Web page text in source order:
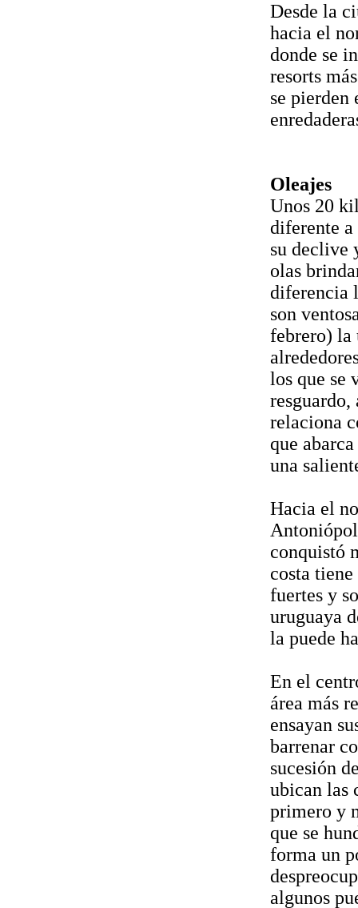
Desde la
hacia el
donde se
resorts
se pierden
Oleajes
Unos 20
diferente a
su declive
olas
diferencia
son
febrero) la
los que se
resguardo,
relaciona
que
una
Hacia el
conquistó
costa
fuertes y
uruguaya
la puede
En el
área más
ensayan
barrenar
sucesión
ubican las
primero y
que se
forma un
algunos